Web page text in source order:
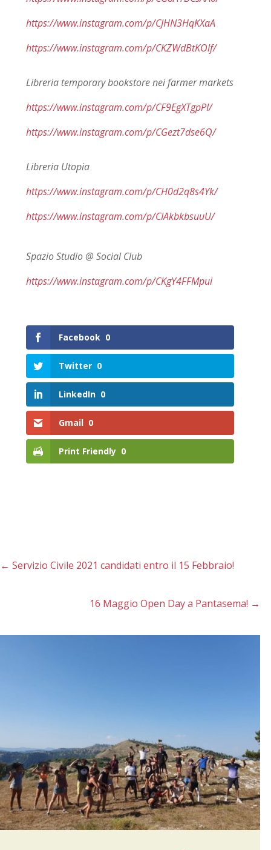
https://www.instagram.com/p/CJHN3HqKXaA
https://www.instagram.com/p/CKZWdBtKOlf/
Libreria temporary bookstore nei farmer markets
https://www.instagram.com/p/CF9EgXTgpPI/
https://www.instagram.com/p/CGezt7dse6Q/
Libreria Utopia
https://www.instagram.com/p/CH0d2q8s4Yk/
https://www.instagram.com/p/CIAkbkbsuuU/
Spazio Studio @ Social Club
https://www.instagram.com/p/CKgY4FFMpui
Facebook 0
Twitter 0
LinkedIn 0
Gmail 0
Print Friendly 0
← Servizio Civile 2021 candidati entro il 15 Febbraio!
16 Maggio Open Day a Pantasema! →